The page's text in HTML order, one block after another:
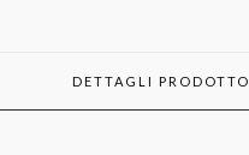
DETTAGLI PRODOTTO